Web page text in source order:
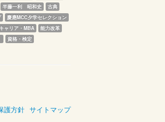
半藤一利　昭和史
古典
慶應MCC夕学セレクション
ャリア・MBA
能力改革
資格・検定
護方針 サイトマップ